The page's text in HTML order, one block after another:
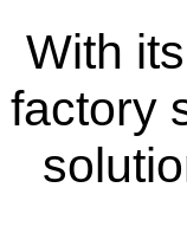
With
factory